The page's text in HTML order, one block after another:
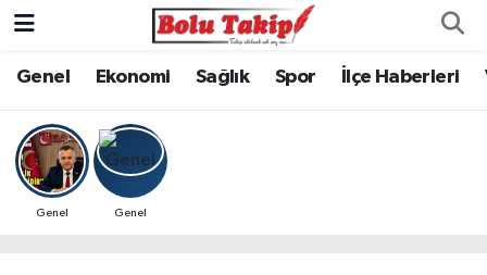
Genel Ekonomi Sağlık Spor İlçe Haberleri
Genel Genel